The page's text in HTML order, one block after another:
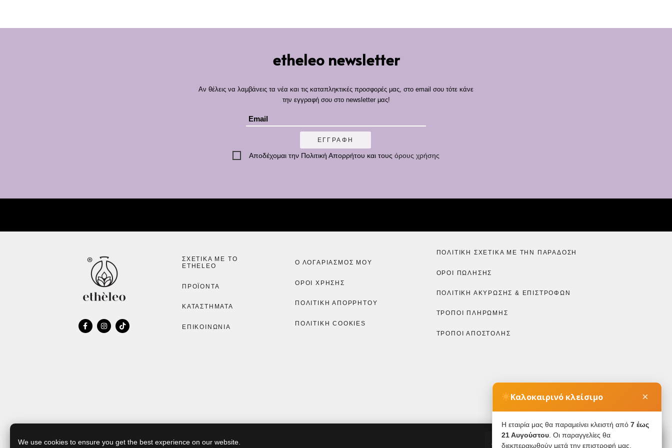
etheleo newsletter
Αν θέλεις να λαμβάνεις τα νέα και τις καταπληκτικές προσφορές μας, στο email σου τότε κάνε
την εγγραφή σου στο newsletter μας!
ΕΓΓΡΑΦΗ
Αποδέχομαι την Πολιτική Απορρήτου και τουςόρους χρήσης
ΣΧΕΤΙΚΆ ΜΕ ΤΟ
ETHELEO
ΠΡΟΪΌΝΤΑ
ΚΑΤΑΣΤΉΜΑΤΑ
ΕΠΙΚΟΙΝΩΝΙΑ
Ο ΛΟΓΑΡΙΑΣΜΌΣ ΜΟΥ
ΟΡΟΙ ΧΡΗΣΗΣ
ΠΟΛΙΤΙΚΉ ΑΠΟΡΡΉΤΟΥ
ΠΟΛΙΤΙΚΉ COOKIES
ΠΟΛΙΤΙΚΉ ΣΧΕΤΙΚΆ ΜΕ ΤΗΝ ΠΑΡΆΔΟΣΗ
ΌΡΟΙ ΠΏΛΗΣΗΣ
ΠΟΛΙΤΙΚΉ ΑΚΎΡΩΣΗΣ & ΕΠΙΣΤΡΟΦΏΝ
ΤΡΌΠΟΙ ΠΛΗΡΩΜΉΣ
ΤΡΌΠΟΙ ΑΠΟΣΤΟΛΉΣ
We use cookies to ensure you get the best experience on our website. Accept Decline
Καλοκαιρινό κλείσιμο ×
Η εταιρία μας θα παραμείνει κλειστή από 7 έως
21 Αυγούστου . Οι παραγγελίες θα
διεκπεραιωθούν μετά την επιστροφή μας.